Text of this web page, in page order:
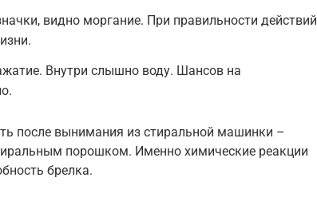
видно моргание. При правильности действий
Внутри слышно воду. Шансов на
после вынимания из стиральной машинки –
порошком. Именно химические реакции
брелка.